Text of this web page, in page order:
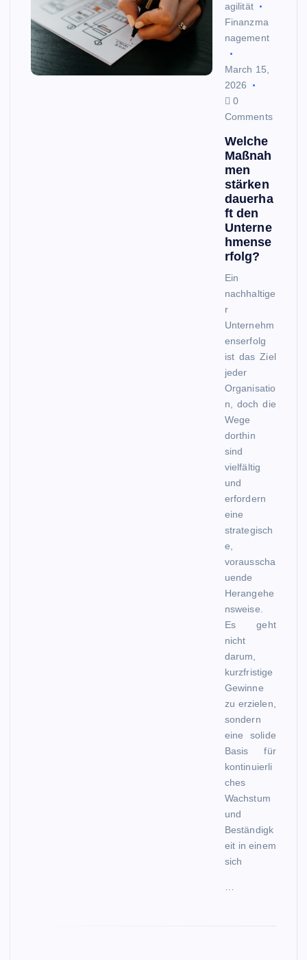
agilität
Finanzma
nagement
March 15,
2026
0
Comments
Welche
Maßnah
men
stärken
dauerha
ft den
Unterne
hmense
rfolg?
Ein
nachhaltige
r
Unternehm
enserfolg
ist das Ziel
jeder
Organisatio
n, doch die
Wege
dorthin
sind
vielfältig
und
erfordern
eine
strategisch
e,
vorausscha
uende
Herangehe
nsweise.
Es geht
nicht
darum,
kurzfristige
Gewinne
zu erzielen,
sondern
eine solide
Basis für
kontinuierli
ches
Wachstum
und
Beständigk
eit in einem
sich
…